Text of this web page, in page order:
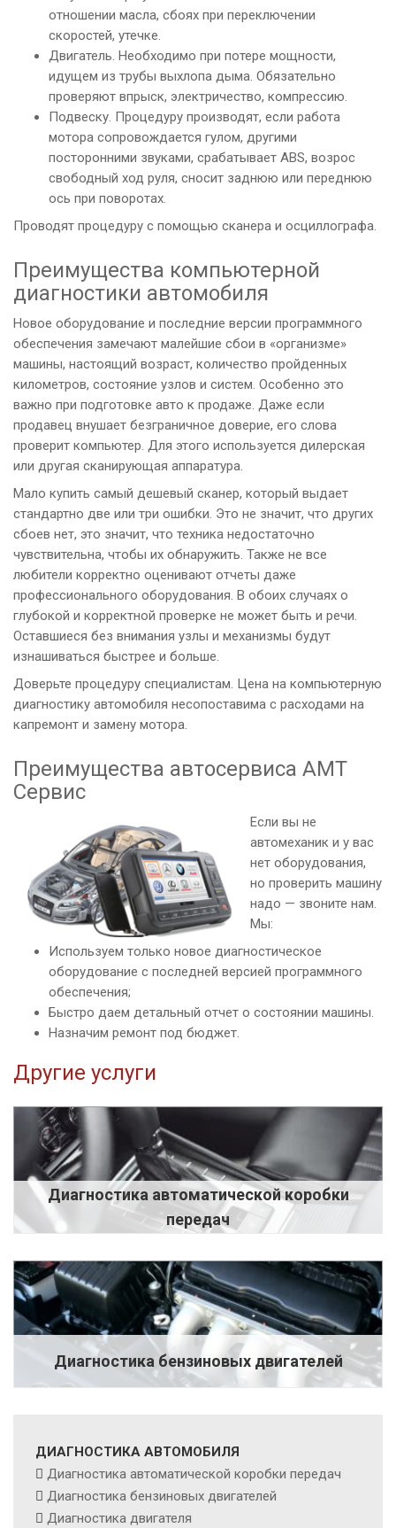
отношении масла, сбоях при переключении
скоростей, утечке.
Двигатель. Необходимо при потере мощности,
идущем из трубы выхлопа дыма. Обязательно
проверяют впрыск, электричество, компрессию.
Подвеску. Процедуру производят, если работа
мотора сопровождается гулом, другими
посторонними звуками, срабатывает ABS, возрос
свободный ход руля, сносит заднюю или переднюю
ось при поворотах.
Проводят процедуру с помощью сканера и осциллографа.
Преимущества компьютерной
диагностики автомобиля
Новое оборудование и последние версии программного
обеспечения замечают малейшие сбои в «организме»
машины, настоящий возраст, количество пройденных
километров, состояние узлов и систем. Особенно это
важно при подготовке авто к продаже. Даже если
продавец внушает безграничное доверие, его слова
проверит компьютер. Для этого используется дилерская
или другая сканирующая аппаратура.
Мало купить самый дешевый сканер, который выдает
стандартно две или три ошибки. Это не значит, что других
сбоев нет, это значит, что техника недостаточно
чувствительна, чтобы их обнаружить. Также не все
любители корректно оценивают отчеты даже
профессионального оборудования. В обоих случаях о
глубокой и корректной проверке не может быть и речи.
Оставшиеся без внимания узлы и механизмы будут
изнашиваться быстрее и больше.
Доверьте процедуру специалистам. Цена на компьютерную
диагностику автомобиля несопоставима с расходами на
капремонт и замену мотора.
Преимущества автосервиса АМТ
Сервис
Если вы не
автомеханик и у вас
нет оборудования,
но проверить машину
надо — звоните нам.
Мы:
Используем только новое диагностическое
оборудование с последней версией программного
обеспечения;
Быстро даем детальный отчет о состоянии машины.
Назначим ремонт под бюджет.
Другие услуги
Диагностика автоматической коробки
передач
Диагностика бензиновых двигателей
ДИАГНОСТИКА АВТОМОБИЛЯ
Диагностика автоматической коробки передач
Диагностика бензиновых двигателей
Диагностика двигателя